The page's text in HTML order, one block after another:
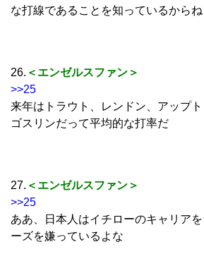
な打線であることを知っているからね
26. ＜エンゼルスファン＞
>>25
来年はトラウト、レンドン、アップト
ゴスリンだって平均的な打率だ
27. ＜エンゼルスファン＞
>>25
ああ、日本人はイチローのキャリア
ーズを嫌っているよな